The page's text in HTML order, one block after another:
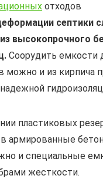
отходов
септики
высокопрочного
Соорудить емкости
можно и из кирпича
пластиковых
армированные
и специальные
жесткости.